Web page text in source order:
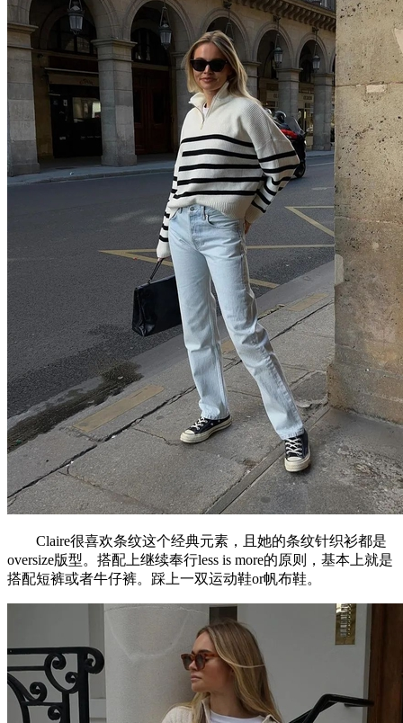
Claire很喜欢条纹这个经典元素，且她的条纹针织衫都是
oversize版型。搭配上继续奉行less is more的原则，基本上就是
搭配短裤或者牛仔裤。踩上一双运动鞋or帆布鞋。